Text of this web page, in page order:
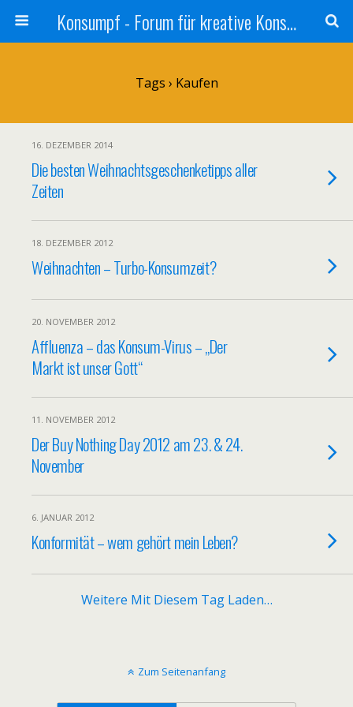
Konsumpf - Forum für kreative Konsumkritik - Culture Jamming, Nachhaltigkeit, Konzernkritik, Adbusting
Tags › Kaufen
16. DEZEMBER 2014
Die besten Weihnachtsgeschenketipps aller
Zeiten
18. DEZEMBER 2012
Weihnachten – Turbo-Konsumzeit?
20. NOVEMBER 2012
Affluenza – das Konsum-Virus – „Der
Markt ist unser Gott“
11. NOVEMBER 2012
Der Buy Nothing Day 2012 am 23. & 24.
November
6. JANUAR 2012
Konformität – wem gehört mein Leben?
Weitere Mit Diesem Tag Laden…
Zum Seitenanfang